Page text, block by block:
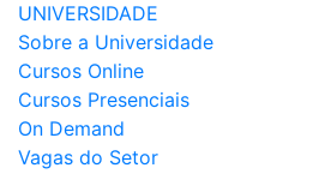
UNIVERSIDADE
Sobre a Universidade
Cursos Online
Cursos Presenciais
On Demand
Vagas do Setor